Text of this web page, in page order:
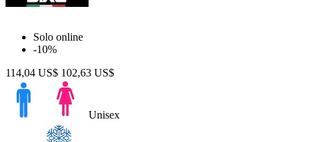
Solo online
-10%
114,04 US$ 102,63 US$
Unisex